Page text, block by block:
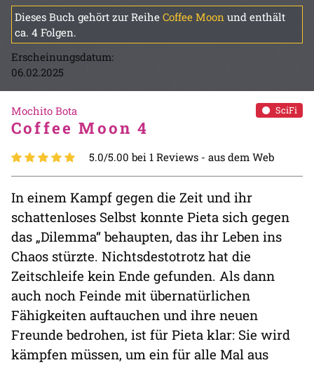
Dieses Buch gehört zur Reihe Coffee Moon und enthält
ca. 4 Folgen.
Erscheinungsdatum:
06.02.2025
SciFi
Mochito Bota
Coffee Moon 4
5.0/5.00 bei 1 Reviews - aus dem Web
In einem Kampf gegen die Zeit und ihr
schattenloses Selbst konnte Pieta sich gegen
das „Dilemma“ behaupten, das ihr Leben ins
Chaos stürzte. Nichtsdestotrotz hat die
Zeitschleife kein Ende gefunden. Als dann
auch noch Feinde mit übernatürlichen
Fähigkeiten auftauchen und ihre neuen
Freunde bedrohen, ist für Pieta klar: Sie wird
kämpfen müssen, um ein für alle Mal aus